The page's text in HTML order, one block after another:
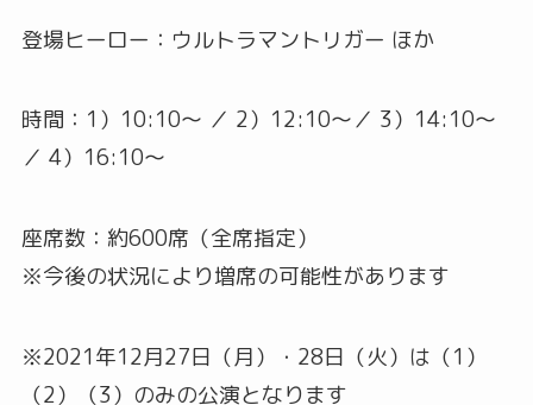
登場ヒーロー：ウルトラマントリガー ほか
時間：1）10:10～ ／ 2）12:10～／ 3）14:10～
／ 4）16:10～
座席数：約600席（全席指定）
※今後の状況により増席の可能性があります
※2021年12月27日（月）・28日（火）は（1）
（2）（3）のみの公演となります